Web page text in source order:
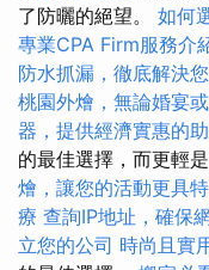
了防曬的絕望。 如何
專業CPA Firm服務介
防水抓漏，徹底解決
桃園外燴，無論婚宴
器，提供經濟實惠的
的最佳選擇，而更輕
燴，讓您的活動更具
療 查詢IP地址，確保
立您的公司 時尚且實